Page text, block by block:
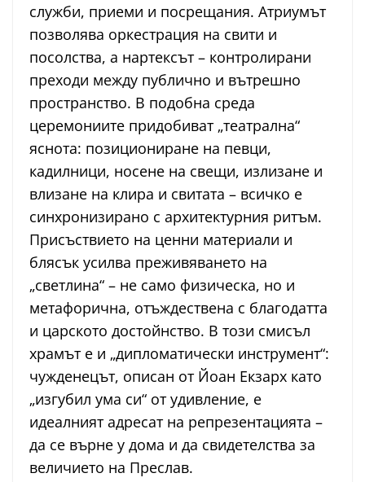
служби, приеми и посрещания. Атриумът
позволява оркестрация на свити и
посолства, а нартексът – контролирани
преходи между публично и вътрешно
пространство. В подобна среда
церемониите придобиват „театрална“
яснота: позициониране на певци,
кадилници, носене на свещи, излизане и
влизане на клира и свитата – всичко е
синхронизирано с архитектурния ритъм.
Присъствието на ценни материали и
блясък усилва преживяването на
„светлина“ – не само физическа, но и
метафорична, отъждествена с благодатта
и царското достойнство. В този смисъл
храмът е и „дипломатически инструмент“:
чужденецът, описан от Йоан Екзарх като
„изгубил ума си“ от удивление, е
идеалният адресат на репрезентацията –
да се върне у дома и да свидетелства за
величието на Преслав.